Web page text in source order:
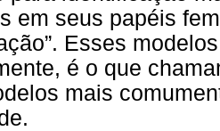
em seus papéis
Esses
é o que
mais